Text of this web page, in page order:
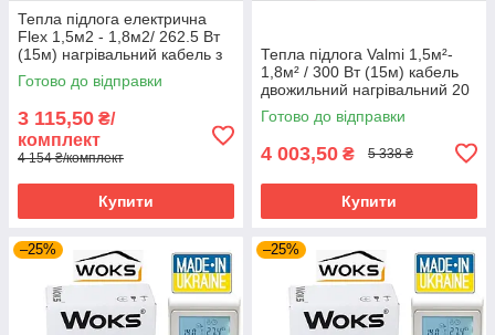
Тепла підлога електрична
Flex 1,5м2 - 1,8м2/ 262.5 Вт
(15м) нагрівальний кабель з
програмованим
терморегулятором E51
Готово до відправки
3 115,50 ₴/
комплект
4 154 ₴/комплект
Купити
Тепла підлога Valmi 1,5м²-
1,8м² / 300 Вт (15м) кабель
двожильний нагрівальний 20
Вт/м з терморегулятором E51
Готово до відправки
4 003,50 ₴ 5 338 ₴
Купити
–25% –25%